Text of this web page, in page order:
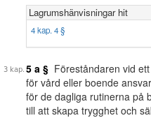
Lagrumshänvisningar hit
4 kap. 4 §
5 a § Föreståndaren vid
för vård eller boende
för de dagliga rutinerna på
till att skapa trygghet och